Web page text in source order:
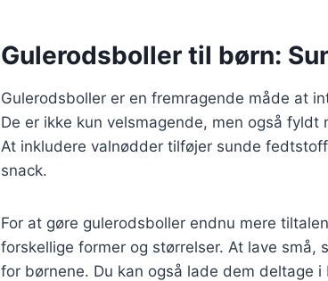
Gulerodsboller til børn:
Gulerodsboller er en fremragende måde at
De er ikke kun velsmagende, men også
At inkludere valnødder tilføjer sunde
snack.
For at gøre gulerodsboller endnu mere
forskellige former og størrelser. At lave små,
for børnene. Du kan også lade dem deltage